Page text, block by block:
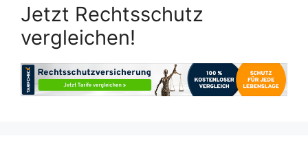
Jetzt Rechtsschutz
vergleichen!